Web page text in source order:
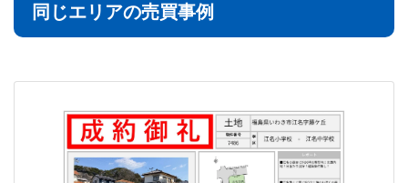
同じエリアの売買事例